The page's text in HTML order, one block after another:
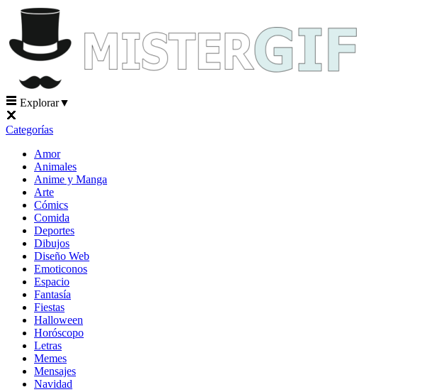
Explorar▼
Categorías
Amor
Animales
Anime y Manga
Arte
Cómics
Comida
Deportes
Dibujos
Diseño Web
Emoticonos
Espacio
Fantasía
Fiestas
Halloween
Horóscopo
Letras
Memes
Mensajes
Navidad